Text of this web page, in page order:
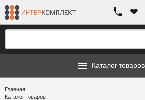
❤
Каталог товаров
Главная
Каталог товаров